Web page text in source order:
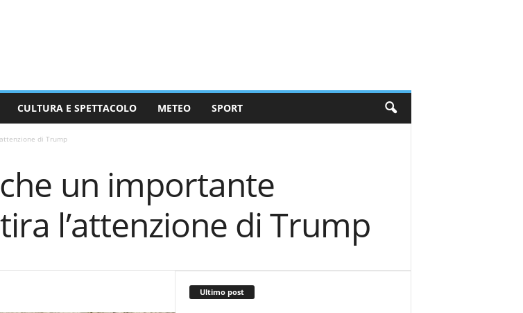
CULTURA E SPETTACOLO METEO SPORT
di Trump
un importante
l’attenzione di Trump
Ultimo post